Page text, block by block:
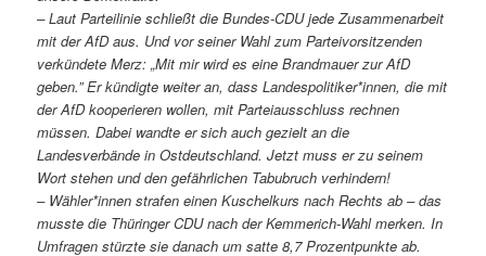
– Laut Parteilinie schließt die Bundes-CDU jede Zusammenarbeit
mit der AfD aus. Und vor seiner Wahl zum Parteivorsitzenden
verkündete Merz: „Mit mir wird es eine Brandmauer zur AfD
geben.” Er kündigte weiter an, dass Landespolitiker*innen, die mit
der AfD kooperieren wollen, mit Parteiausschluss rechnen
müssen. Dabei wandte er sich auch gezielt an die
Landesverbände in Ostdeutschland. Jetzt muss er zu seinem
Wort stehen und den gefährlichen Tabubruch verhindern!
– Wähler*innen strafen einen Kuschelkurs nach Rechts ab – das
musste die Thüringer CDU nach der Kemmerich-Wahl merken. In
Umfragen stürzte sie danach um satte 8,7 Prozentpunkte ab.